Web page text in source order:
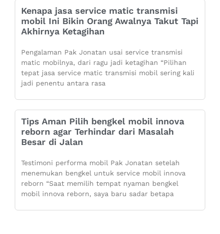
Kenapa jasa service matic transmisi
mobil Ini Bikin Orang Awalnya Takut Tapi
Akhirnya Ketagihan
Pengalaman Pak Jonatan usai service transmisi
matic mobilnya, dari ragu jadi ketagihan “Pilihan
tepat jasa service matic transmisi mobil sering kali
jadi penentu antara rasa
Tips Aman Pilih bengkel mobil innova
reborn agar Terhindar dari Masalah
Besar di Jalan
Testimoni performa mobil Pak Jonatan setelah
menemukan bengkel untuk service mobil innova
reborn “Saat memilih tempat nyaman bengkel
mobil innova reborn, saya baru sadar betapa